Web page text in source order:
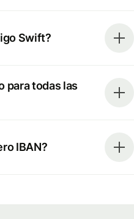
Swift?
para todas las
IBAN?